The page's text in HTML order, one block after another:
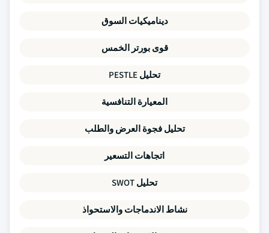
ديناميكيات السوق
قوى بورتر الخمس
تحليل PESTLE
المعيارة التنافسية
تحليل فجوة العرض والطلب
اتجاهات التسعير
تحليل SWOT
نشاط الاندماجات والاستحواذ